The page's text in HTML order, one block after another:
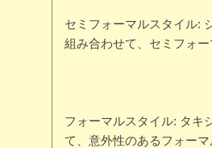
セミフォーマルスタイル:
組み合わせて、セミフォ
フォーマルスタイル: タキ
て、意外性のあるフォー